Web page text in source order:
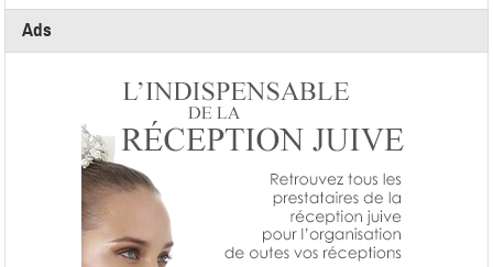
Ads